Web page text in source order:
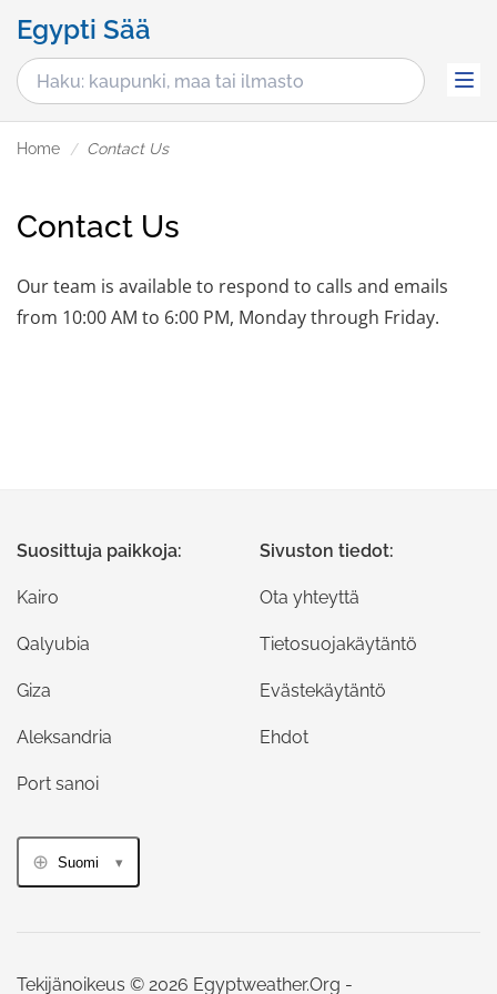
Egypti Sää
Home Contact Us
Contact Us
Our team is available to respond to calls and emails
from 10:00 AM to 6:00 PM, Monday through Friday.
Suosittuja paikkoja:
Kairo
Qalyubia
Giza
Aleksandria
Port sanoi
Sivuston tiedot:
Ota yhteyttä
Tietosuojakäytäntö
Evästekäytäntö
Ehdot
Suomi
Tekijänoikeus © 2026 Egyptweather.Org -